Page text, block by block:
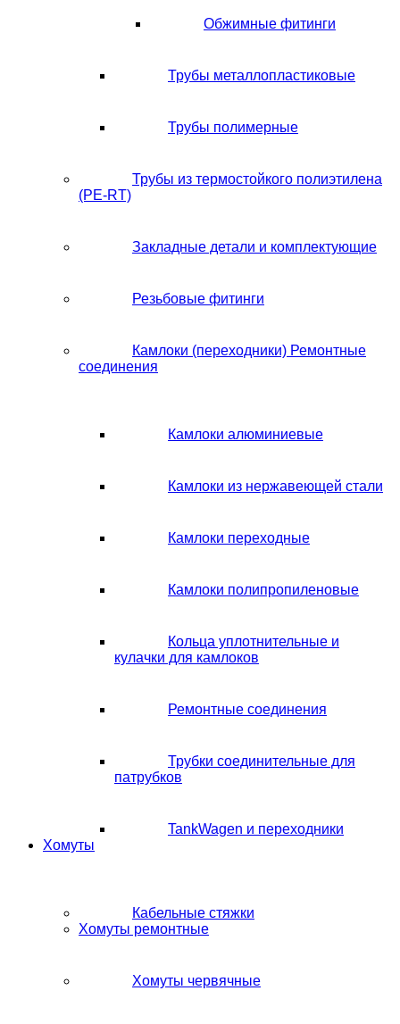
Обжимные фитинги
Трубы металлопластиковые
Трубы полимерные
Трубы из термостойкого полиэтилена
(PE-RT)
Закладные детали и комплектующие
Резьбовые фитинги
Камлоки (переходники) Ремонтные
соединения
Камлоки алюминиевые
Камлоки из нержавеющей стали
Камлоки переходные
Камлоки полипропиленовые
Кольца уплотнительные и
кулачки для камлоков
Ремонтные соединения
Трубки соединительные для
патрубков
TankWagen и переходники
Хомуты
Кабельные стяжки
Хомуты ремонтные
Хомуты червячные